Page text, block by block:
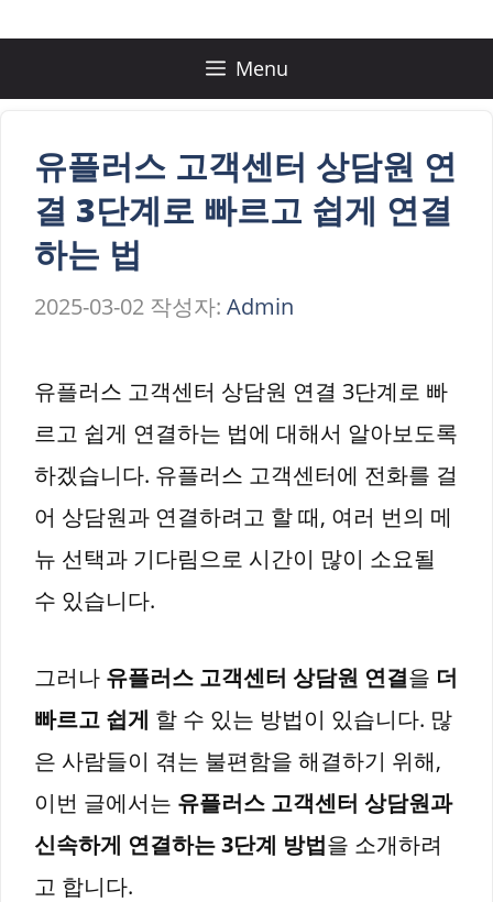
츠
Menu
유플러스 고객센터 상담원 연
결 3단계로 빠르고 쉽게 연결
하는 법
2025-03-02 작성자: Admin
유플러스 고객센터 상담원 연결 3단계로 빠
르고 쉽게 연결하는 법에 대해서 알아보도록
하겠습니다. 유플러스 고객센터에 전화를 걸
어 상담원과 연결하려고 할 때, 여러 번의 메
뉴 선택과 기다림으로 시간이 많이 소요될
수 있습니다.
그러나 유플러스 고객센터 상담원 연결을 더
빠르고 쉽게 할 수 있는 방법이 있습니다. 많
은 사람들이 겪는 불편함을 해결하기 위해,
이번 글에서는 유플러스 고객센터 상담원과
신속하게 연결하는 3단계 방법을 소개하려
고 합니다.